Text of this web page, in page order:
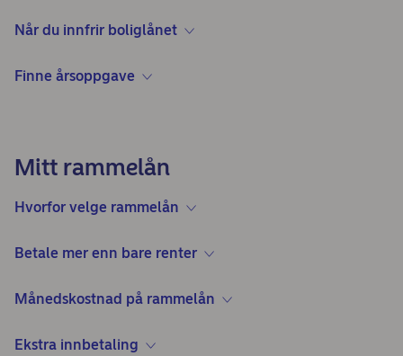
Når du innfrir boliglånet
Finne årsoppgave
Mitt rammelån
Hvorfor velge rammelån
Betale mer enn bare renter
Månedskostnad på rammelån
Ekstra innbetaling